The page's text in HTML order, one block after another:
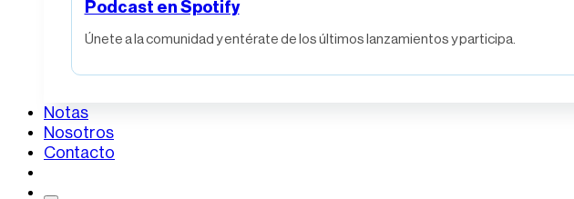
Podcast en Spotify
Únete a la comunidad y entérate de los últimos lanzamientos y participa.
Notas
Nosotros
Contacto